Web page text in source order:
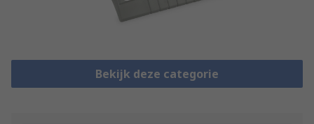
Bekijk deze categorie